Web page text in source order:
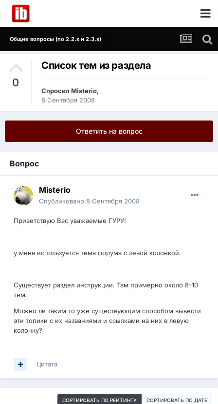
Общие вопросы (по 2.2.x и 2.3.x)
0
Список тем из раздела
Спросил Misterio,
8 Сентября 2008
Ответить на вопрос
Вопрос
Misterio
Опубликовано 8 Сентября 2008
Приветствую Вас уважаемые ГУРУ!
у меня используется тема форума с левой колонкой.
Существует раздел инструкции. Там примерно около 8-10
тем.
Можно ли таким то уже существующим способом вывести
эти топики с их названиями и ссылками на них в левую
колонку?
Цитата
СОРТИРОВАТЬ ПО РЕЙТИНГУ СОРТИРОВАТЬ ПО ДАТЕ